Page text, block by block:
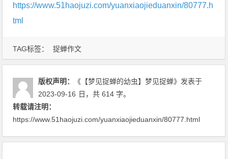
TAG标签： 捉蝉作文
https://www.51haojuzi.com/yuanxiaojieduanxin/80777.h
tml
版权声明： 《【梦见捉蝉的幼虫】梦见捉蝉》 发表于
2023-09-16 日 ，共 614 字。
转载请注明：
https://www.51haojuzi.com/yuanxiaojieduanxin/80777.html